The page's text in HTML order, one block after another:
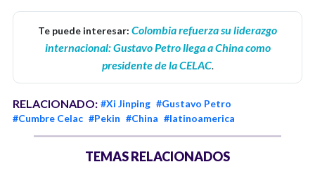
Te puede interesar: Colombia refuerza su liderazgo
internacional: Gustavo Petro llega a China como
presidente de la CELAC.
RELACIONADO: #Xi Jinping #Gustavo Petro
#Cumbre Celac #Pekin #China #latinoamerica
TEMAS RELACIONADOS